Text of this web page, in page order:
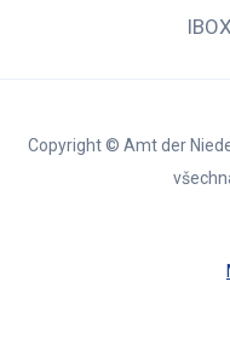
Copyright © Amt der